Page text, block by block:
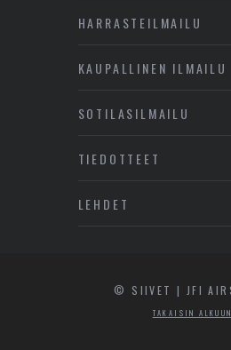
HARRASTEILMAILU
KAUPALLINEN ILMAILU
SOTILASILMAILU
TIEDOTTEET
LEHDET
© SIIVET | JFI
TAKAISIN ALKUUN